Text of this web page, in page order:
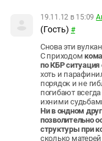
19.11.12 в 15:09
(Гость) #
Cнова эти
С приходом
по КБР
хоть и
порядок и не
погибают
ихними
Ни в ондном
позволительно
структуры при
сколько